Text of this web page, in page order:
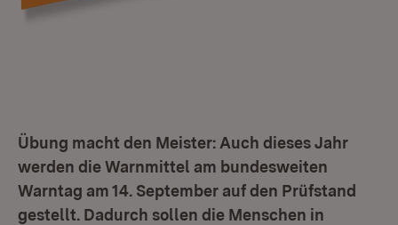
Übung macht den Meister: Auch dieses Jahr
werden die Warnmittel am bundesweiten
Warntag am 14. September auf den Prüfstand
gestellt. Dadurch sollen die Menschen in